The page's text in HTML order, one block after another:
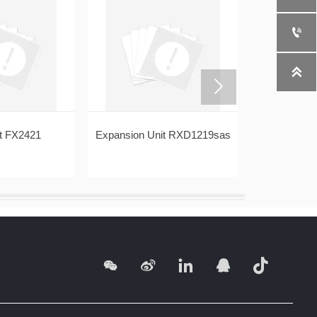
FX2421 Expansion Unit RXD1219sas

    

